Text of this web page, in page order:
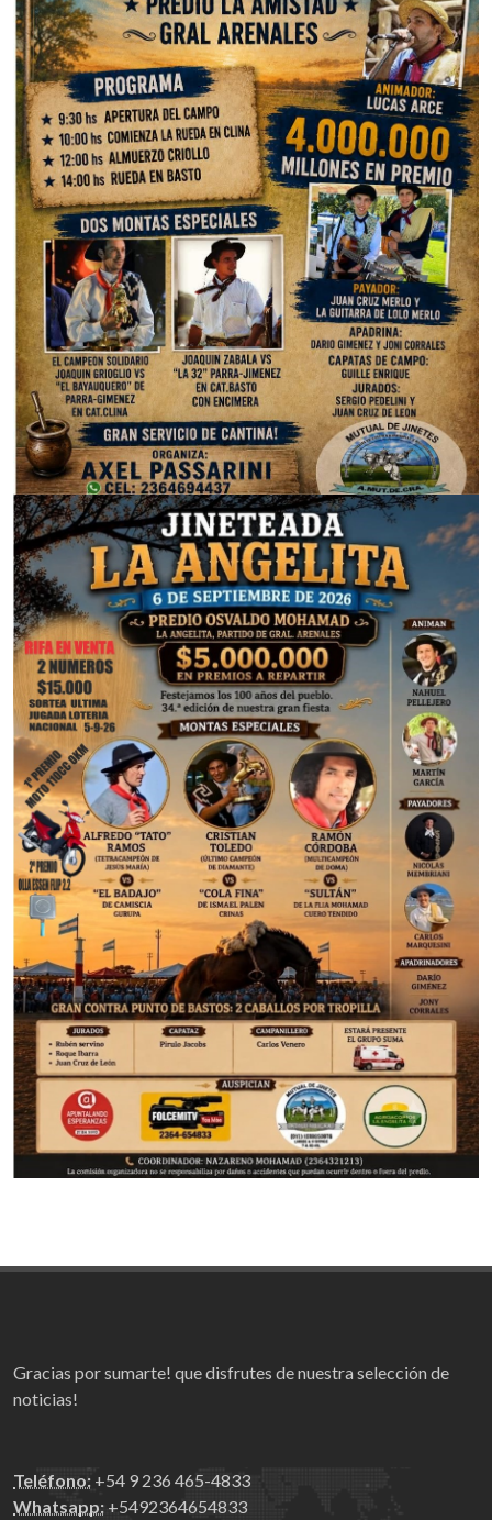
Gracias por sumarte! que disfrutes de nuestra selección de
noticias!
Teléfono: +54 9 236 465-4833
Whatsapp: +5492364654833